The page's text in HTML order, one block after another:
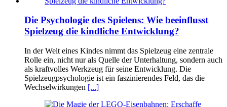
Die Psychologie des Spielens: Wie beeinflusst
Spielzeug die kindliche Entwicklung?
In der Welt eines Kindes nimmt das Spielzeug eine zentrale
Rolle ein, nicht nur als Quelle der Unterhaltung, sondern auch
als kraftvolles Werkzeug für seine Entwicklung. Die
Spielzeugpsychologie ist ein faszinierendes Feld, das die
Wechselwirkungen [...]